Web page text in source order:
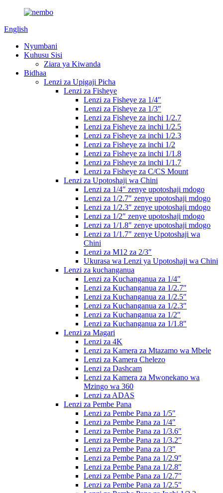
English
Nyumbani
Kuhusu Sisi
Ziara ya Kiwanda
Bidhaa
Lenzi za Upigaji Picha
Lenzi za Fisheye
Lenzi za Fisheye za 1/4″
Lenzi za Fisheye za 1/3″
Lenzi za Fisheye za inchi 1/2.7
Lenzi za Fisheye za inchi 1/2.5
Lenzi za Fisheye za inchi 1/2.3
Lenzi za Fisheye za inchi 1/2
Lenzi za Fisheye za inchi 1/1.8
Lenzi za Fisheye za inchi 1/1.7
Lenzi za Fisheye za C/CS Mount
Lenzi za Upotoshaji wa Chini
Lenzi za 1/4″ zenye upotoshaji mdogo
Lenzi za 1/2.7″ zenye upotoshaji mdogo
Lenzi za 1/2.3″ zenye upotoshaji mdogo
Lenzi za 1/2″ zenye upotoshaji mdogo
Lenzi za 1/1.8″ zenye upotoshaji mdogo
Lenzi za 1/1.7″ zenye Upotoshaji wa
Chini
Lenzi za M12 za 2/3″
Ukurasa wa Lenzi ya Upotoshaji wa Chini
Lenzi za kuchanganua
Lenzi za Kuchanganua za 1/4″
Lenzi za Kuchanganua za 1/2.7″
Lenzi za Kuchanganua za 1/2.5″
Lenzi za Kuchanganua za 1/2.3″
Lenzi za Kuchanganua za 1/2″
Lenzi za Kuchanganua za 1/1.8″
Lenzi za Magari
Lenzi za 4K
Lenzi za Kamera za Mtazamo wa Mbele
Lenzi za Kamera Chelezo
Lenzi za Dashcam
Lenzi za Kamera za Mwonekano wa
Mzingo wa 360
Lenzi za ADAS
Lenzi za Pembe Pana
Lenzi za Pembe Pana za 1/5″
Lenzi za Pembe Pana za 1/4″
Lenzi za Pembe Pana za 1/3.6″
Lenzi za Pembe Pana za 1/3.2″
Lenzi za Pembe Pana za 1/3″
Lenzi za Pembe Pana za 1/2.9″
Lenzi za Pembe Pana za 1/2.8″
Lenzi za Pembe Pana za 1/2.7″
Lenzi za Pembe Pana za 1/2.5″